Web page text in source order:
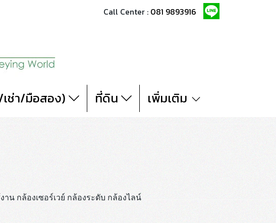
Call Center : 081 9893916
ช่า/มือสอง) ที่ดิน เพิ่มเติม
น กล้องเซอร์เวย์ กล้องระดับ กล้องไลน์